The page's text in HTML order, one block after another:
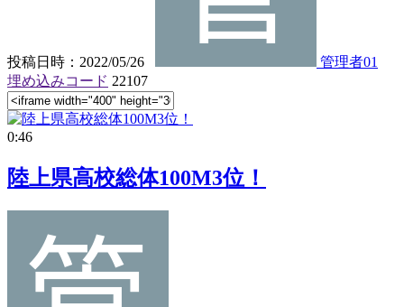
投稿日時：2022/05/26
管理者01
埋め込みコード 22107
0:46
陸上県高校総体100M3位！